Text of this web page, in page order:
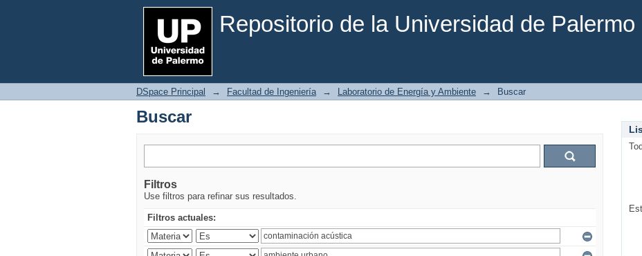
Repositorio de la Universidad de Palermo
Buscar
DSpace Principal → Facultad de Ingeniería → Laboratorio de Energía y Ambiente → Buscar
Buscar
Filtros
Use filtros para refinar sus resultados.
Filtros actuales: